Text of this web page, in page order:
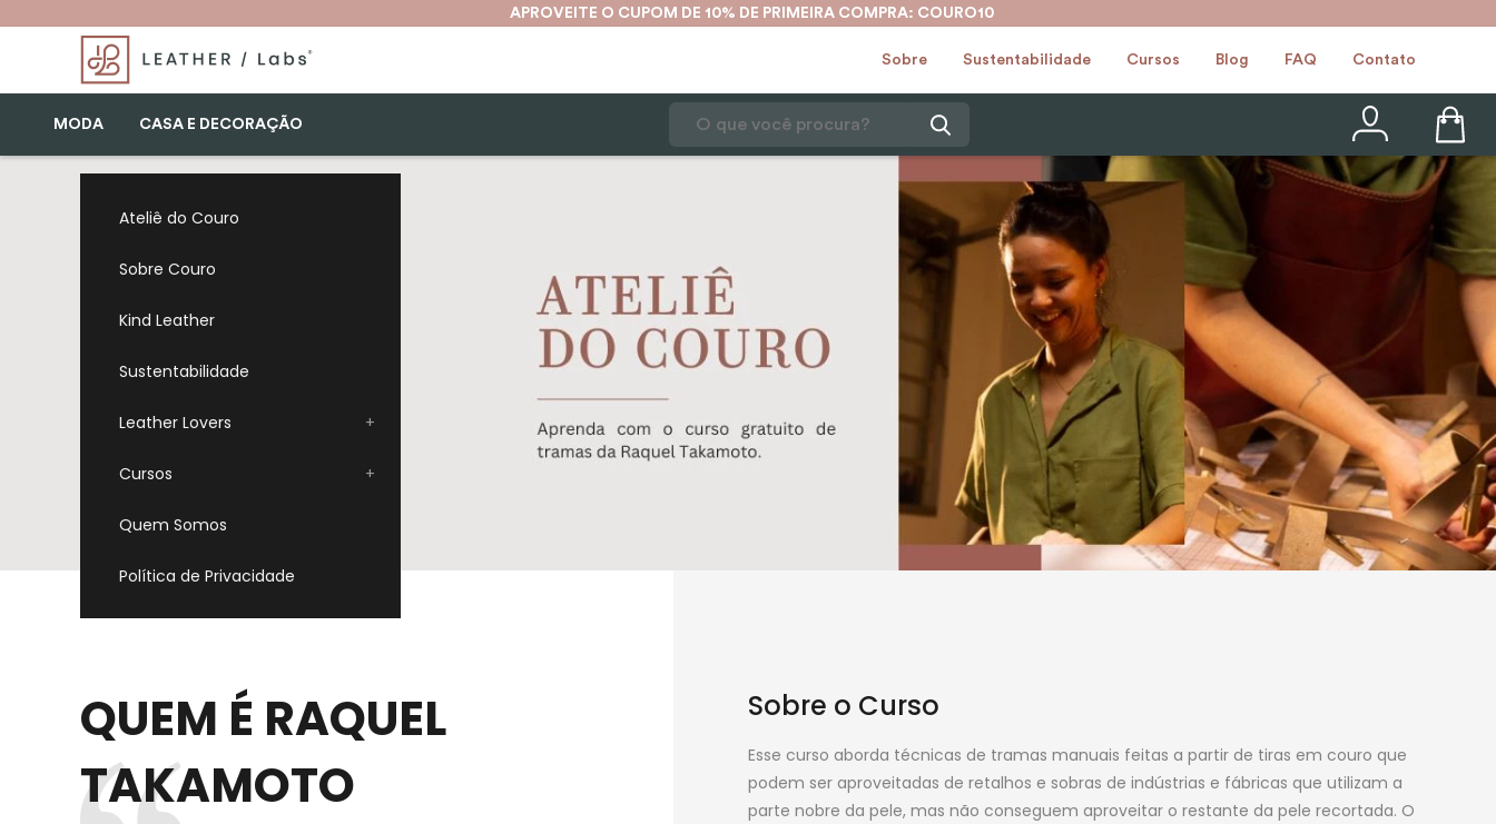
APROVEITE O CUPOM DE 10% DE PRIMEIRA COMPRA: COURO10
Sobre Sustentabilidade Cursos Blog FAQ Contato
MODA CASA E DECORAÇÃO
Ateliê do Couro
Sobre Couro
Kind Leather
Sustentabilidade
Leather Lovers +
Cursos +
Quem Somos
Política de Privacidade
QUEM É RAQUEL
TAKAMOTO
Sobre o Curso
Esse curso aborda técnicas de tramas manuais feitas a partir de tiras em couro que
podem ser aproveitadas de retalhos e sobras de indústrias e fábricas que utilizam a
parte nobre da pele, mas não conseguem aproveitar o restante da pele recortada. O
3º
couro
4º
cinto
º
bolsa
7º
avental